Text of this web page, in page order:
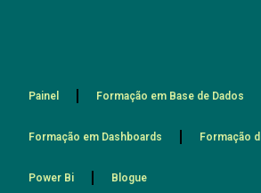
Painel Formação em Base de Dados
Formação em Dashboards Formação
Power Bi Blogue